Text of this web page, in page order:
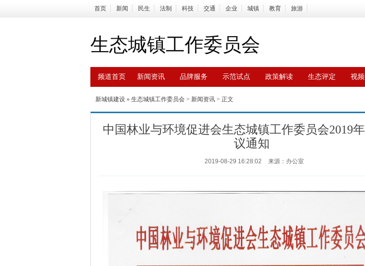
首页 新闻 民生 法制 科技 交通 企业 城镇 教育 旅游
生态城镇工作委员会
频道首页 新闻资讯 品牌服务 示范试点 政策解读 生态评定 视
新城镇建设 » 生态城镇工作委员会 > 新闻资讯 > 正文
中国林业与环境促进会生态城镇工作委员会2019
议通知
2019-08-29 16:28:02 来源：办公室